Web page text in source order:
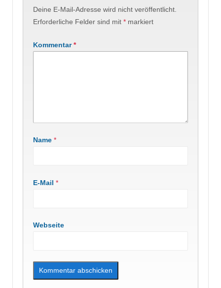
Deine E-Mail-Adresse wird nicht veröffentlicht.
Erforderliche Felder sind mit * markiert
Kommentar*
Name *
E-Mail *
Webseite